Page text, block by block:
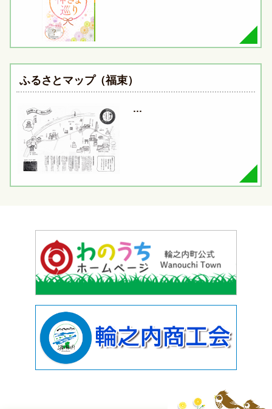
ふるさとマップ（福束）
…